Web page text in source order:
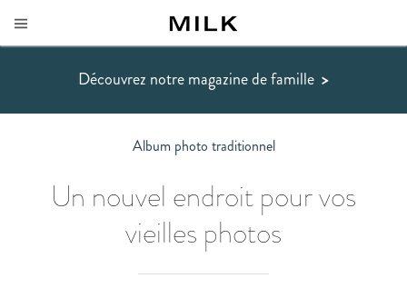
Découvrez notre magazine de famille >
Album photo traditionnel
Un nouvel endroit pour vos
vieilles photos